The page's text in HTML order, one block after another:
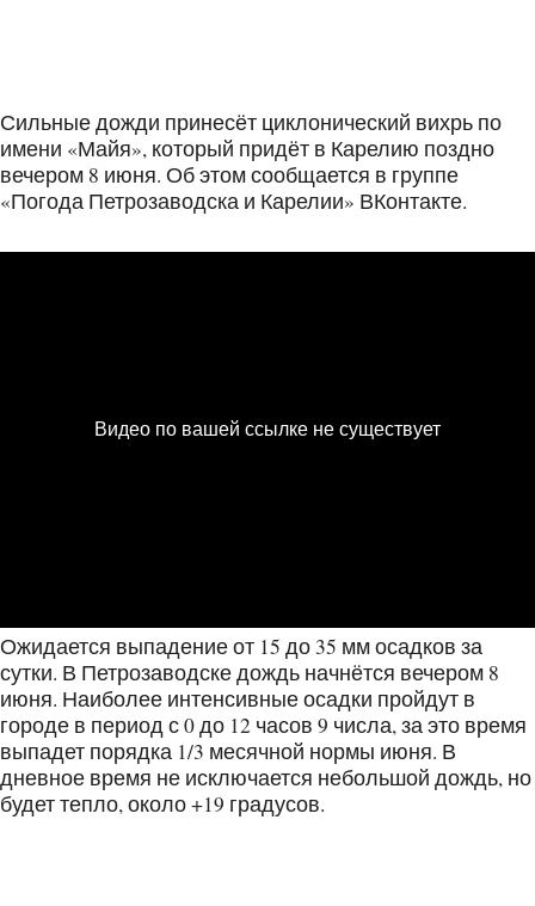
Сильные дожди принесёт циклонический вихрь по
имени «Майя», который придёт в Карелию поздно
вечером 8 июня. Об этом сообщается в группе
«Погода Петрозаводска и Карелии» ВКонтакте.
Ожидается выпадение от 15 до 35 мм осадков за
сутки. В Петрозаводске дождь начнётся вечером 8
июня. Наиболее интенсивные осадки пройдут в
городе в период с 0 до 12 часов 9 числа, за это время
выпадет порядка 1/3 месячной нормы июня. В
дневное время не исключается небольшой дождь, но
будет тепло, около +19 градусов.